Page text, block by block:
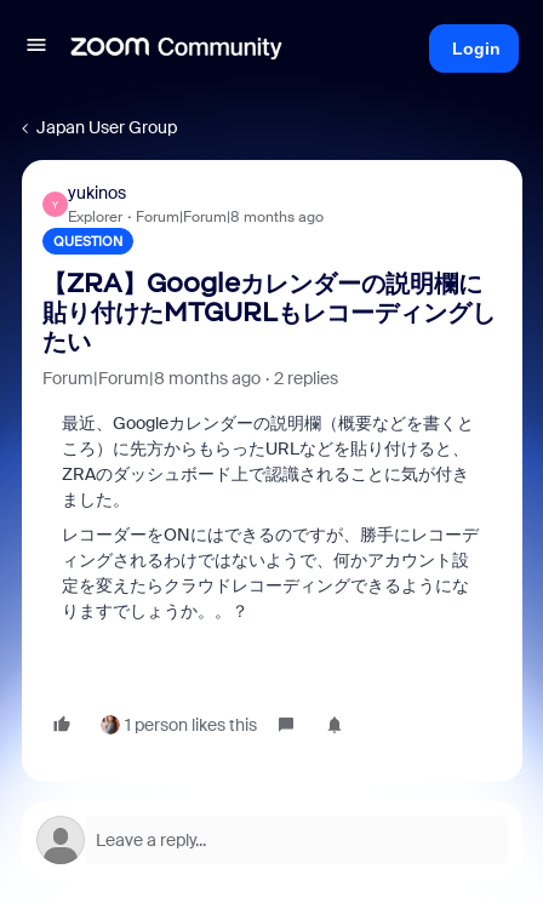
Login
Japan User Group
Y
yukinos
Explorer Forum|Forum|8 months ago
QUESTION
【ZRA】Googleカレンダーの説明欄に
貼り付けたMTGURLもレコーディングし
たい
Forum|Forum|8 months ago 2 replies
最近、Googleカレンダーの説明欄（概要などを書くと
ころ）に先方からもらったURLなどを貼り付けると、
ZRAのダッシュボード上で認識されることに気が付き
ました。
レコーダーをONにはできるのですが、勝手にレコーデ
ィングされるわけではないようで、何かアカウント設
定を変えたらクラウドレコーディングできるようにな
りますでしょうか。。？
1 person likes this